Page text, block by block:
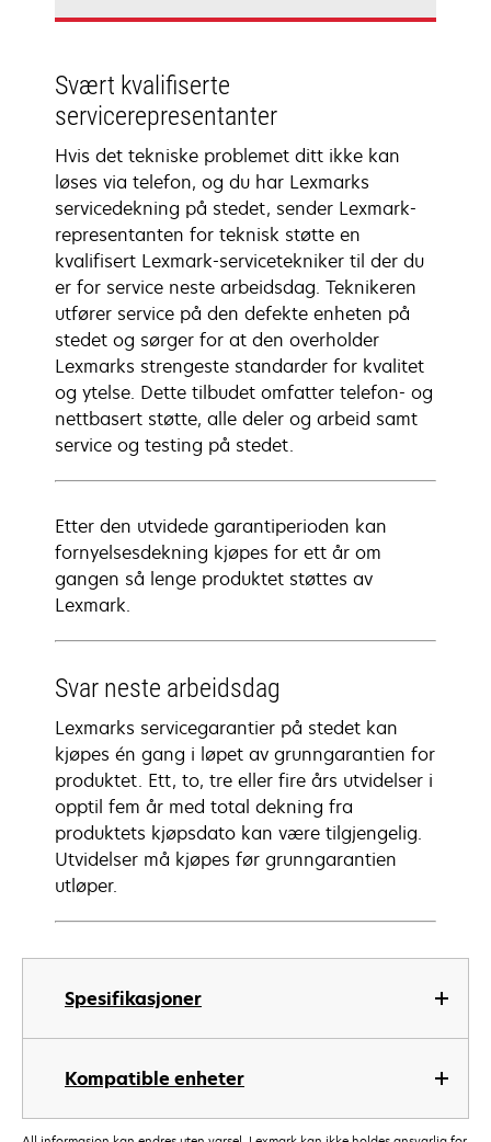
Spesifikasjoner
Kompatible enheter
Svært kvalifiserte
servicerepresentanter
Hvis det tekniske problemet ditt ikke kan
løses via telefon, og du har Lexmarks
servicedekning på stedet, sender Lexmark-
representanten for teknisk støtte en
kvalifisert Lexmark-servicetekniker til der du
er for service neste arbeidsdag. Teknikeren
utfører service på den defekte enheten på
stedet og sørger for at den overholder
Lexmarks strengeste standarder for kvalitet
og ytelse. Dette tilbudet omfatter telefon- og
nettbasert støtte, alle deler og arbeid samt
service og testing på stedet.
Etter den utvidede garantiperioden kan
fornyelsesdekning kjøpes for ett år om
gangen så lenge produktet støttes av
Lexmark.
Svar neste arbeidsdag
Lexmarks servicegarantier på stedet kan
kjøpes én gang i løpet av grunngarantien for
produktet. Ett, to, tre eller fire års utvidelser i
opptil fem år med total dekning fra
produktets kjøpsdato kan være tilgjengelig.
Utvidelser må kjøpes før grunngarantien
utløper.